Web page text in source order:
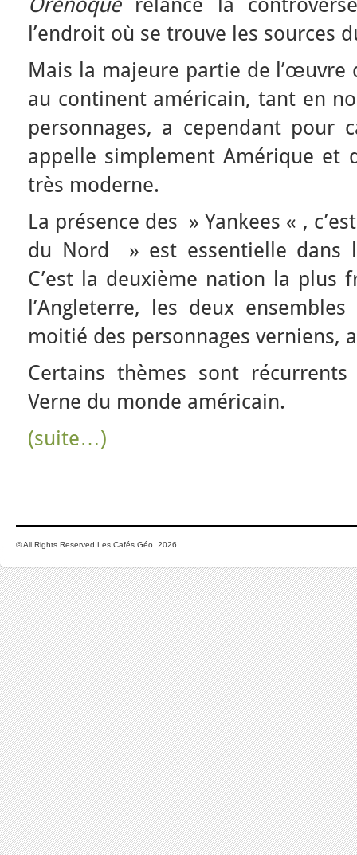
Orénoquerelance la
l’endroit où se trouve les sources
Mais la majeure partie de l’œuvre
au continent américain, tant en
personnages, a cependant pour
appelle simplement Amérique et
très moderne.
La présence des » Yankees « ,
du Nord » est essentielle dans
C’est la deuxième nation la plus
l’Angleterre, les deux
moitié des personnages verniens,
Certains thèmes sont
Verne du monde américain.
(suite…)
© All Rights Reserved Les Cafés Géo 2026